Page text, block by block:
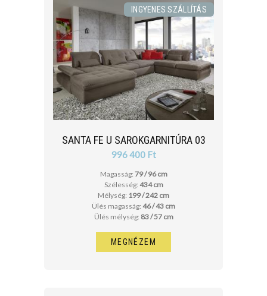
SANTA FE U SAROKGARNITÚRA 03
996 400 Ft
INGYENES SZÁLLÍTÁS
Magasság: 79 / 96 cm
Szélesség: 434 cm
Mélység: 199 / 242 cm
Ülés magasság: 46 / 43 cm
Ülés mélység: 83 / 57 cm
MEGNÉZEM